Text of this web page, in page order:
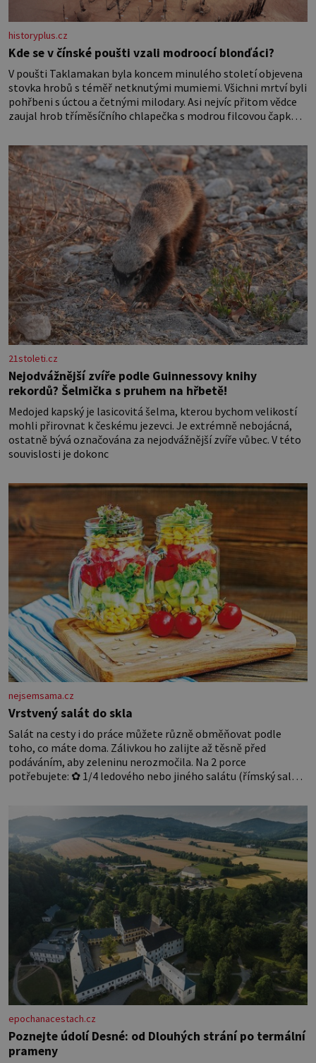
historyplus.cz
Kde se v čínské poušti vzali modroocí blonďáci?
V poušti Taklamakan byla koncem minulého století objevena
stovka hrobů s téměř netknutými mumiemi. Všichni mrtví byli
pohřbeni s úctou a četnými milodary. Asi nejvíc přitom vědce
zaujal hrob tříměsíčního chlapečka s modrou filcovou čapkou,
nesmírně dobře zachovalá, přičítají odborníci zdejším
klimatickým podmínkám. Sucho, prosolené písky a extrémně
21stoleti.cz
Nejodvážnější zvíře podle Guinnessovy knihy
rekordů? Šelmička s pruhem na hřbetě!
Medojed kapský je lasicovitá šelma, kterou bychom velikostí
mohli přirovnat k českému jezevci. Je extrémně nebojácná,
ostatně bývá označována za nejodvážnější zvíře vůbec. V této
souvislosti je dokonc
nejsemsama.cz
Vrstvený salát do skla
Salát na cesty i do práce můžete různě obměňovat podle
toho, co máte doma. Zálivkou ho zalijte až těsně před
podáváním, aby zeleninu nerozmočila. Na 2 porce
potřebujete: ✿ 1/4 ledového nebo jiného salátu (římský salát,
rajčata Zálivka: ✿ 4 lžíce olivového oleje ✿ 1 lžíci citronové
šťávy ✿ ½ stroužku
epochanacestach.cz
Poznejte údolí Desné: od Dlouhých strání po termální
prameny